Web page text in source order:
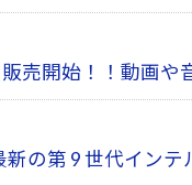
売開始！！動画
の第 9 世代インテ